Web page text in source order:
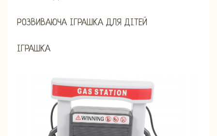
РОЗВИВАЮЧА ІГРАШКА ДЛЯ ДІТЕЙ
ІГРАШКА